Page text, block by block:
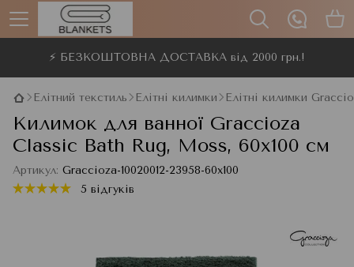
⚡ БЕЗКОШТОВНА ДОСТАВКА від 2000 грн.!
Елітний текстиль Елітні килимки Елітні килимки
Килимок для ванної Graccioza
Classic Bath Rug, Moss, 60x100 см
Артикул: Graccioza-10020012-23958-60x100
5 відгуків